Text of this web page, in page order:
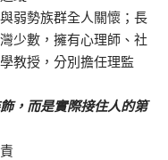
弱勢族群全人關懷；長
少數，擁有心理師、社
教授，分別擔任理監
，而是實際接住人的第